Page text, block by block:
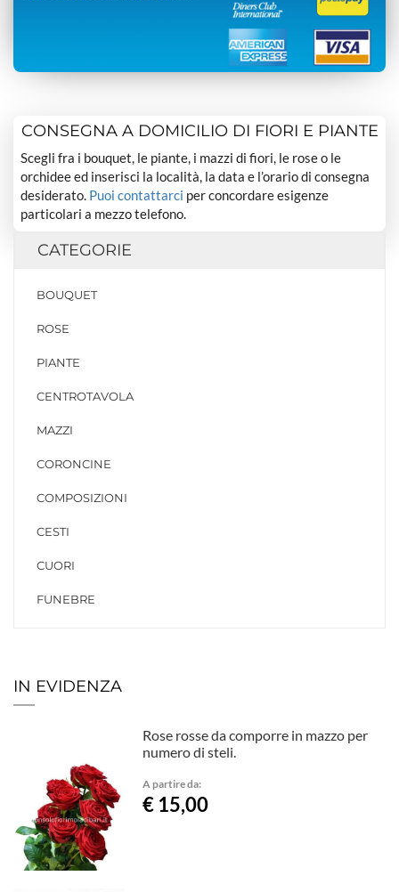
CONSEGNA A DOMICILIO DI FIORI E PIANTE
Scegli fra i bouquet, le piante, i mazzi di fiori, le rose o le
orchidee ed inserisci la località, la data e l’orario di consegna
desiderato. Puoi contattarci per concordare esigenze
particolari a mezzo telefono.
CATEGORIE
BOUQUET
ROSE
PIANTE
CENTROTAVOLA
MAZZI
CORONCINE
COMPOSIZIONI
CESTI
CUORI
FUNEBRE
IN EVIDENZA
Rose rosse da comporre in mazzo per
numero di steli.
A partire da:
€ 15,00